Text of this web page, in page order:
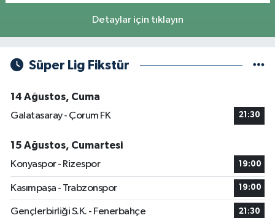
Detaylar için tıklayın
Süper Lig Fikstür
14 Ağustos, Cuma
Galatasaray - Çorum FK
21:30
15 Ağustos, Cumartesi
Konyaspor - Rizespor
19:00
Kasımpaşa - Trabzonspor 19:00
Gençlerbirliği S.K. - Fenerbahçe 21:30